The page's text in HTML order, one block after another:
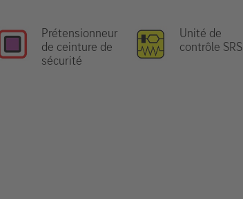
Prétensionneur
de ceinture de
sécurité
Unité de
contrôle SRS